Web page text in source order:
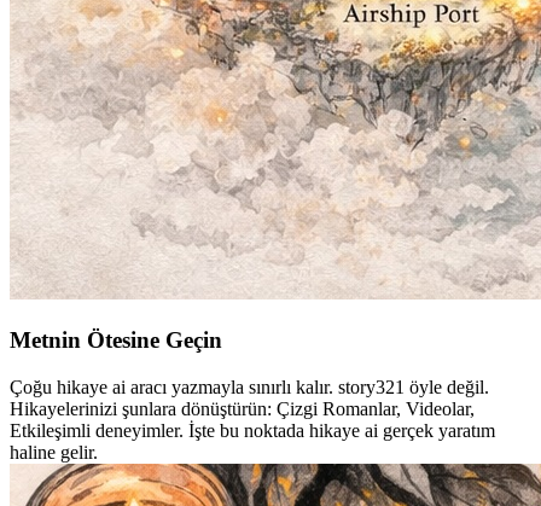
Metnin Ötesine Geçin
Çoğu hikaye ai aracı yazmayla sınırlı kalır. story321 öyle değil.
Hikayelerinizi şunlara dönüştürün: Çizgi Romanlar, Videolar,
Etkileşimli deneyimler. İşte bu noktada hikaye ai gerçek yaratım
haline gelir.